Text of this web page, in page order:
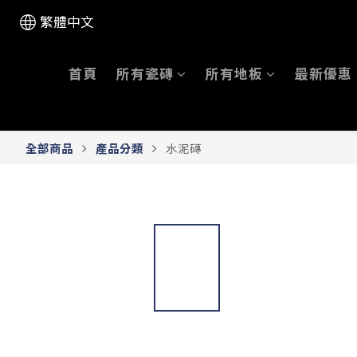
繁體中文
首頁 所有瓷磚 所有地板 最新優惠
全部商品 產品分類 水泥磚